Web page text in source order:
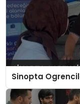
Sinopta